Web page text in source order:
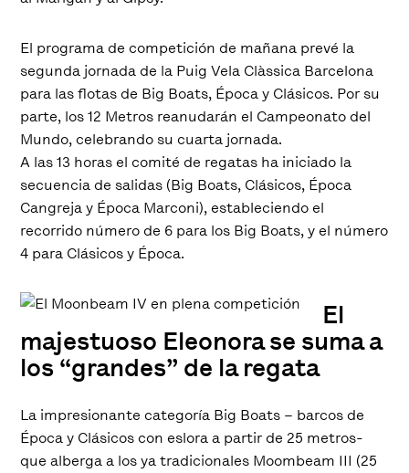
El programa de competición de mañana prevé la
segunda jornada de la Puig Vela Clàssica Barcelona
para las flotas de Big Boats, Época y Clásicos. Por su
parte, los 12 Metros reanudarán el Campeonato del
Mundo, celebrando su cuarta jornada.
A las 13 horas el comité de regatas ha iniciado la
secuencia de salidas (Big Boats, Clásicos, Época
Cangreja y Época Marconi), estableciendo el
recorrido número de 6 para los Big Boats, y el número
4 para Clásicos y Época.
El
majestuoso Eleonora se suma a
los “grandes” de la regata
La impresionante categoría Big Boats – barcos de
Época y Clásicos con eslora a partir de 25 metros-
que alberga a los ya tradicionales Moombeam III (25